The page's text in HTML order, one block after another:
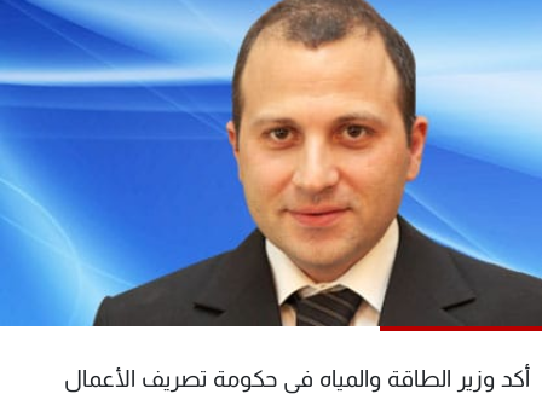
أكد وزير الطاقة والمياه في حكومة تصريف الأعمال
إقتصاد فن
منوعات رياضة
كأس العالم
البرامج
جدول البرامج
شاهد البرامج
الترددات